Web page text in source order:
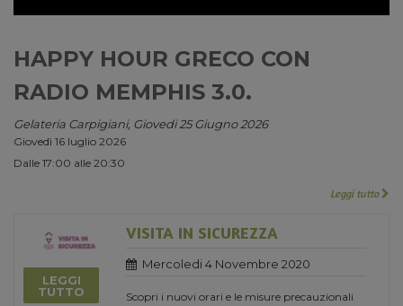
HAPPY HOUR GRECO CON
RADIO MEMPHIS 3.0.
Gelateria Carpigiani, Giovedi 25 Giugno 2026
Giovedì 16 luglio 2026
Dalle 17:00 alle 20:30
Leggi tutto
LEGGI
TUTTO
VISITA IN SICUREZZA
Mercoledi 4 Novembre 2020
Scopri i nuovi orari e le misure precauzionali